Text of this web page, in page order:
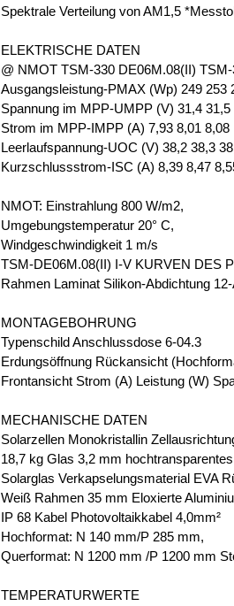
Spektrale Verteilung von AM1,5
ELEKTRISCHE DATEN
@ NMOT TSM-330 DE06M.08(II)
Ausgangsleistung-PMAX (Wp) 249 253
Spannung im MPP-UMPP (V) 31,4 31,5
Strom im MPP-IMPP (A) 7,93 8,01 8,08
Leerlaufspannung-UOC (V) 38,2 38,3
Kurzschlussstrom-ISC (A) 8,39 8,47
NMOT: Einstrahlung 800 W/m2,
Umgebungstemperatur 20° C,
Windgeschwindigkeit 1 m/s
TSM-DE06M.08(II) I-V KURVEN DES
Rahmen Laminat Silikon-Abdichtung
MONTAGEBOHRUNG
Typenschild Anschlussdose 6-04.3
Erdungsöffnung Rückansicht
Frontansicht Strom (A) Leistung (W)
MECHANISCHE DATEN
Solarzellen Monokristallin
18,7 kg Glas 3,2 mm
Solarglas Verkapselungsmaterial EVA
Weiß Rahmen 35 mm Eloxierte
IP 68 Kabel Photovoltaikkabel 4,0mm²
Hochformat: N 140 mm/P 285 mm,
Querformat: N 1200 mm /P 1200 mm
TEMPERATURWERTE